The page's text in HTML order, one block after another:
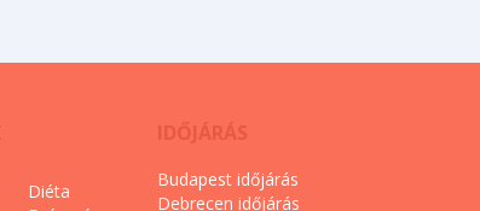
Diéta
IDŐJÁRÁS
Budapest időjárás
Debrecen időjárás